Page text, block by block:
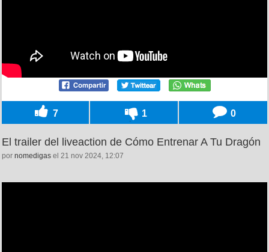
7 1 0
El trailer del liveaction de Cómo Entrenar A Tu Dragón
por nomedigas el 21 nov 2024, 12:07